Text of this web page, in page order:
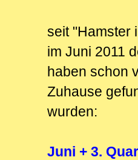
seit "Hamster
im Juni 2011
haben schon
Zuhause
wurden:
Juni + 3.